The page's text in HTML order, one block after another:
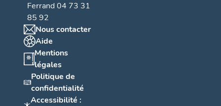
Ferrand 04 73 31
85 92
Nous contacter
Aide
Mentions
légales
Politique de
confidentialité
Accessibilité :